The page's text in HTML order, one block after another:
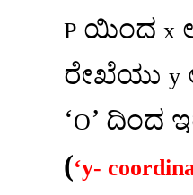
P ಯಿಂದ x
ರೇಖೆಯು y
‘O’ ದಿಂದ
(‘y-